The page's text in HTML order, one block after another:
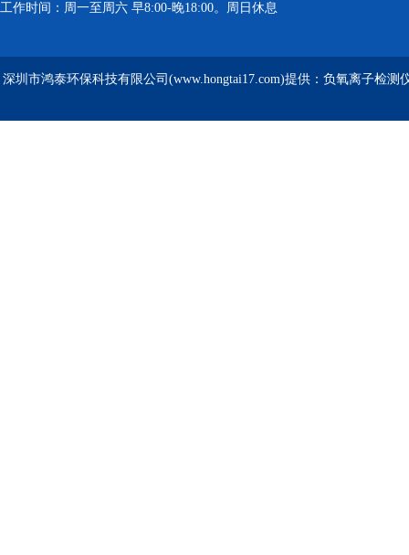
工作时间：周一至周六 早8:00-晚18:00。周日休息
深圳市鸿泰环保科技有限公司(www.hongtai17.com)提供：负氧离子检